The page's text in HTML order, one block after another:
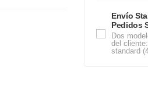
Envío
Pedidos
Dos
del
standard